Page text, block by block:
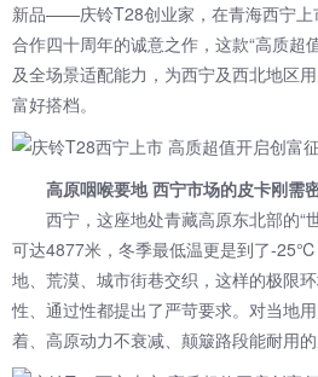
新品——庆铃T28创业家，在青海西宁上
合作四十周年的诚意之作，这款“高质超
及全场景适配能力，为西宁及西北地区
富好搭档。
高原咽喉要地 西宁市场的皮卡刚需
西宁，这座地处青藏高原东北部的“
可达4877米，冬季最低温更是到了-
地、荒漠、城市街巷交织，这样的极限
性、通过性都提出了严苛要求。对当地
着、高原动力不衰减、颠簸路段能耐用的